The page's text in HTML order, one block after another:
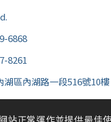
6868
8261
湖區內湖路一段516號10樓
正常運作並提供最佳